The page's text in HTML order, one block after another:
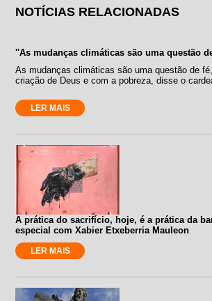
NOTÍCIAS RELACIONADAS
''As mudanças climáticas são uma questão
As mudanças climáticas são uma questão de
criação de Deus e com a pobreza, disse o
LER MAIS
A prática do sacrifício, hoje, é a prática da
especial com Xabier Etxeberria Mauleon
LER MAIS